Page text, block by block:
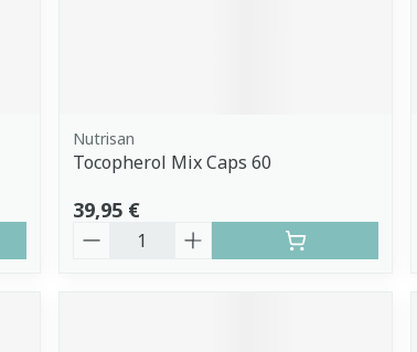
Nutrisan
Tocopherol Mix Caps 60
39,95 €
Quantité